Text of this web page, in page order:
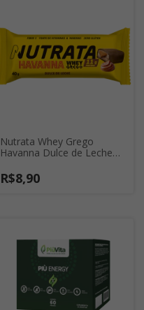
Nutrata Whey Grego
Havanna Dulce de Leche
R$8,90